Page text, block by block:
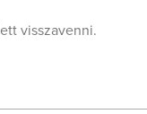
visszavenni.